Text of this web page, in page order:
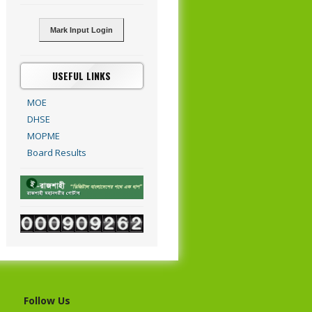
Mark Input Login
USEFUL LINKS
MOE
DHSE
MOPME
Board Results
Follow Us